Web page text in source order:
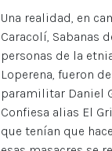
Una realidad, en
Caracolí, Sabanas
personas de la
Loperena, fueron
paramilitar Daniel
Confiesa alias El
que tenían que